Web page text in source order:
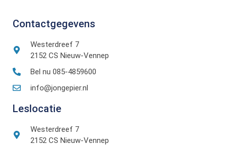
Contactgegevens
Westerdreef 7
2152 CS Nieuw-Vennep
Bel nu 085-4859600
info@jongepier.nl
Leslocatie
Westerdreef 7
2152 CS Nieuw-Vennep